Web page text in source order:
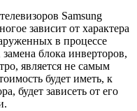
Samsung
зависит от характера
в процессе
блока инверторов,
является не самым
будет иметь, к
будет зависеть от его